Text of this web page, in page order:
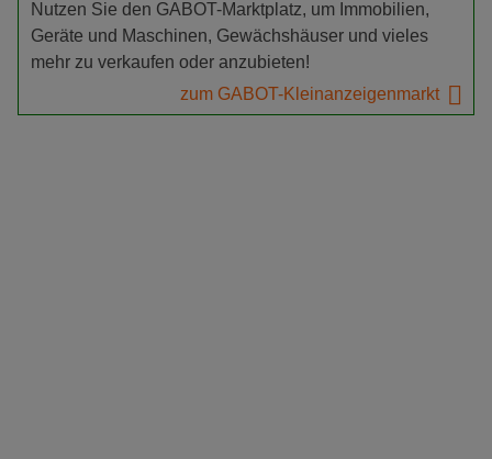
Nutzen Sie den GABOT-Marktplatz, um Immobilien,
Geräte und Maschinen, Gewächshäuser und vieles
mehr zu verkaufen oder anzubieten!
zum GABOT-Kleinanzeigenmarkt